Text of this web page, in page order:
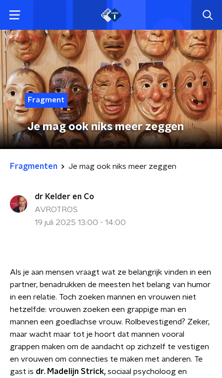
Fragment
Je mag ook niks meer zeggen
Fragmenten Je mag ook niks meer zeggen
dr Kelder en Co
AVROTROS
19 juli 2025 13:00 - 14:00
Als je aan mensen vraagt wat ze belangrijk vinden in een
partner, benadrukken de meesten het belang van humor
in een relatie. Toch zoeken mannen en vrouwen niet
hetzelfde: vrouwen zoeken een grappige man en
mannen een goedlachse vrouw. Rolbevestigend? Zeker,
maar wacht maar tot je hoort dat mannen vooral
grappen maken om de aandacht op zichzelf te vestigen
en vrouwen om connecties te maken met anderen. Te
gast is dr. Madelijn Strick, sociaal psycholoog en